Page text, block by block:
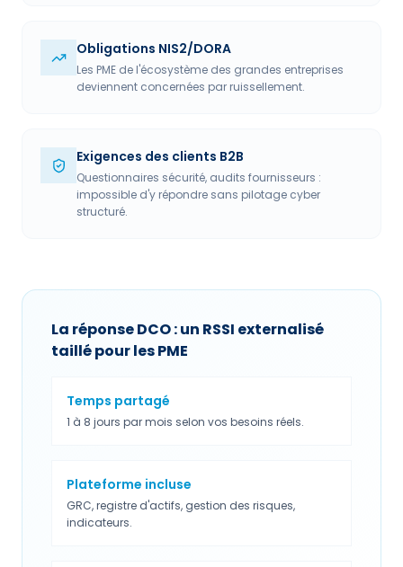
Obligations NIS2/DORA
Les PME de l'écosystème des grandes entreprises
deviennent concernées par ruissellement.
Exigences des clients B2B
Questionnaires sécurité, audits fournisseurs :
impossible d'y répondre sans pilotage cyber
structuré.
La réponse DCO : un RSSI externalisé
taillé pour les PME
Temps partagé
1 à 8 jours par mois selon vos besoins réels.
Plateforme incluse
GRC, registre d'actifs, gestion des risques,
indicateurs.